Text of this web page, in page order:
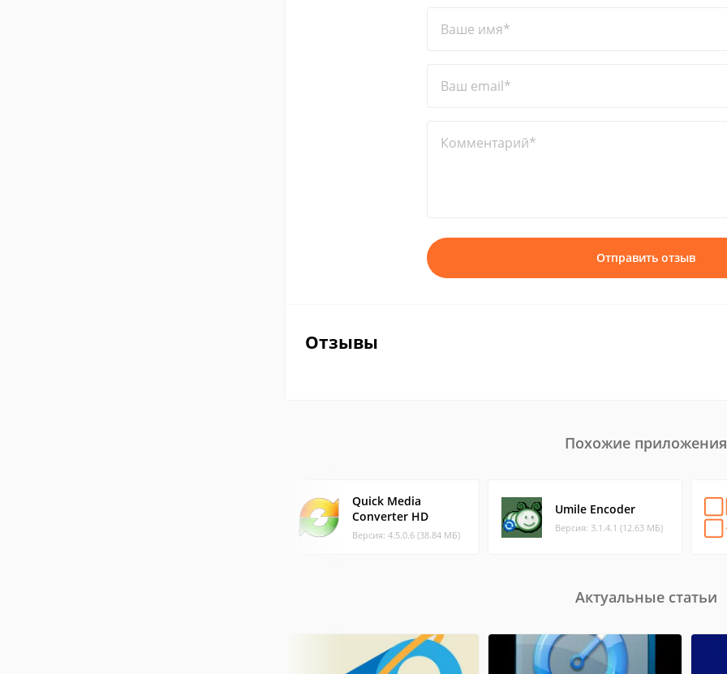
Ваше имя*
Ваш email*
Комментарий*
Отправить отзыв
Отзывы
Похожие приложения
Quick Media
Converter HD
Версия: 4.5.0.6 (38.84 МБ)
Umile Encoder
Версия: 3.1.4.1 (12.63 МБ)
Актуальные статьи